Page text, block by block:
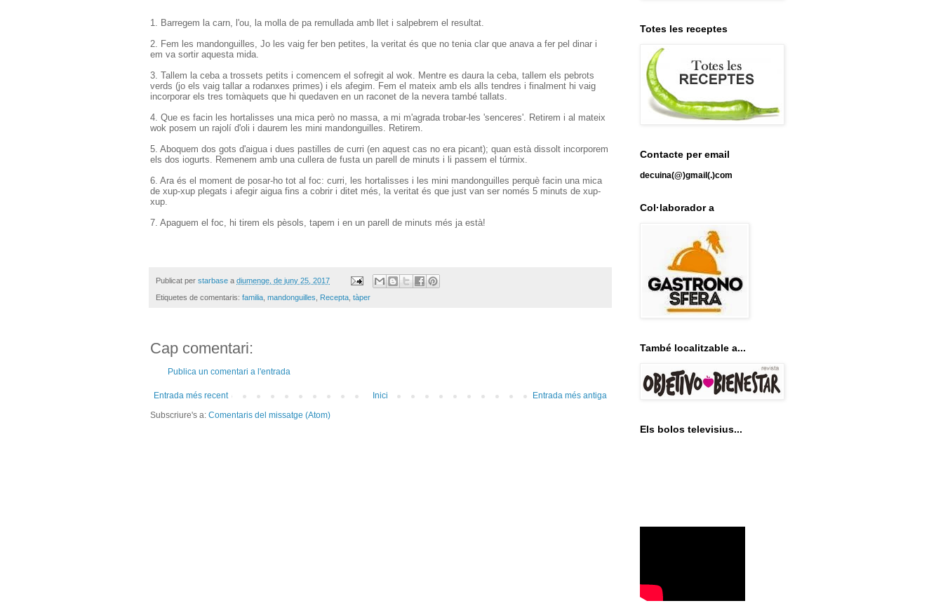
1. Barregem la carn, l'ou, la molla de pa remullada amb llet i salpebrem el resultat.
2. Fem les mandonguilles, Jo les vaig fer ben petites, la veritat és que no tenia clar que anava a fer pel dinar i
em va sortir aquesta mida.
3. Tallem la ceba a trossets petits i comencem el sofregit al wok. Mentre es daura la ceba, tallem els pebrots
verds (jo els vaig tallar a rodanxes primes) i els afegim. Fem el mateix amb els alls tendres i finalment hi vaig
incorporar els tres tomàquets que hi quedaven en un raconet de la nevera també tallats.
4. Que es facin les hortalisses una mica però no massa, a mi m'agrada trobar-les 'senceres'. Retirem i al mateix
wok posem un rajolí d'oli i daurem les mini mandonguilles. Retirem.
5. Aboquem dos gots d'aigua i dues pastilles de curri (en aquest cas no era picant); quan està dissolt incorporem
els dos iogurts. Remenem amb una cullera de fusta un parell de minuts i li passem el túrmix.
6. Ara és el moment de posar-ho tot al foc: curri, les hortalisses i les mini mandonguilles perquè facin una mica
de xup-xup plegats i afegir aigua fins a cobrir i ditet més, la veritat és que just van ser només 5 minuts de xup-
xup.
7. Apaguem el foc, hi tirem els pèsols, tapem i en un parell de minuts més ja està!
Publicat per starbase a diumenge, de juny 25, 2017
Etiquetes de comentaris: familia mandonguilles Recepta tàper
Cap comentari:
Publica un comentari a l'entrada
Entrada més recent Entrada més antiga
Inici
Subscriure's a: Comentaris del missatge (Atom)
Totes les receptes
Contacte per email
decuina(@)gmail(.)com
Col·laborador a
També localitzable a...
Els bolos televisius...